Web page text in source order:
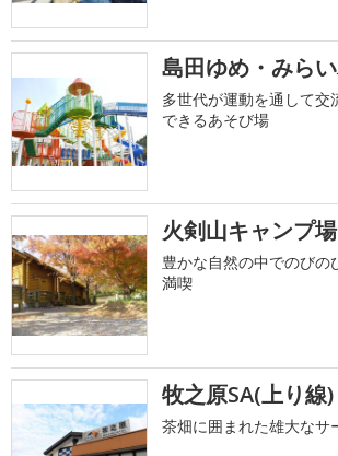
島田ゆめ・みら
多世代が運動を通して交
できるあそび場
火剣山キャンプ場
豊かな自然の中でのびの
満喫
牧之原SA(上り線)
茶畑に囲まれた雄大なサ